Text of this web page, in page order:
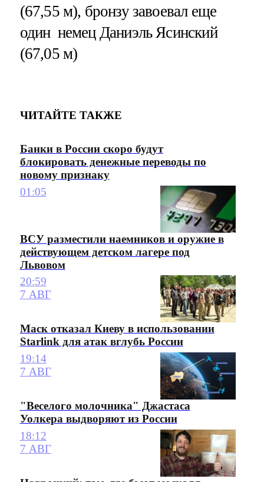
(67,55 м), бронзу завоевал еще
один немец Даниэль Ясинский
(67,05 м)
ЧИТАЙТЕ ТАКЖЕ
Банки в России скоро будут
блокировать денежные переводы по
новому признаку
01:05
ВСУ разместили наемников и оружие в
действующем детском лагере под
Львовом
20:59
7 АВГ
Маск отказал Киеву в использовании
Starlink для атак вглубь России
19:14
7 АВГ
"Веселого молочника" Джастаса
Уолкера выдворяют из России
18:12
7 АВГ